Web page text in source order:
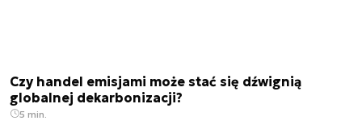
Czy handel emisjami może stać się dźwignią
globalnej dekarbonizacji?
5 min.